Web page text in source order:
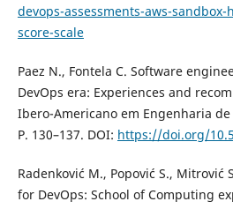
devops-assessments-aws-
score-scale
Paez N., Fontela C. Software
DevOps era: Experiences and
Ibero-Americano em Engenharia de
P. 130–137. DOI: https://doi.org/
Radenković M., Popović S., Mitrović
for DevOps: School of Computing